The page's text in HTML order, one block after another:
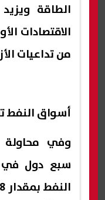
الطاقة
الاقتصادات
من تداعيات
أسواق النفط
وفي محاولة
سبع دول في